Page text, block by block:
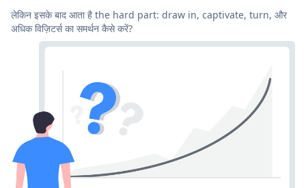
लेकिन इसके बाद आता है the hard part: draw in, captivate, turn, और
अधिक विज़िटर्स का समर्थन कैसे करें?